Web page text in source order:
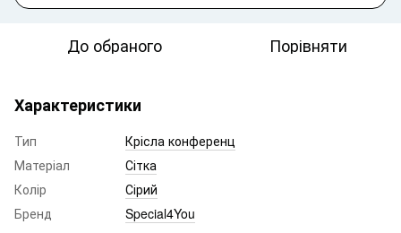
До обраного Порівняти
Характеристики
Тип
Крісла конференц
Матеріал
Сітка
Колір
Сірий
Бренд
Special4You